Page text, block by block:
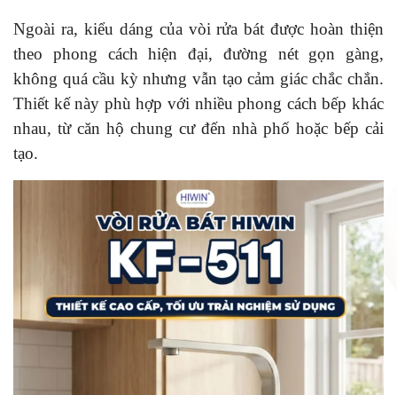
Ngoài ra, kiểu dáng của vòi rửa bát được hoàn thiện
theo phong cách hiện đại, đường nét gọn gàng,
không quá cầu kỳ nhưng vẫn tạo cảm giác chắc chắn.
Thiết kế này phù hợp với nhiều phong cách bếp khác
nhau, từ căn hộ chung cư đến nhà phố hoặc bếp cải
tạo.